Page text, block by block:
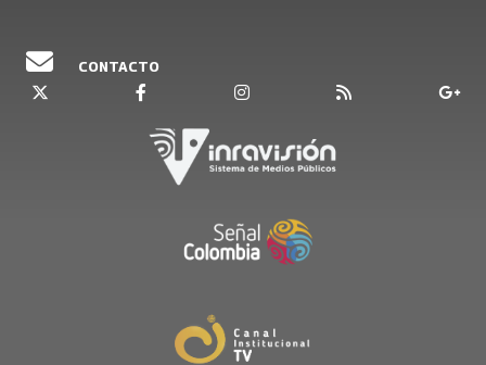
Escúchelos de lunes a viernes de 4 a 6 de la
mañana.
Emisión 18 de septiembre del 2024.
CONTACTO